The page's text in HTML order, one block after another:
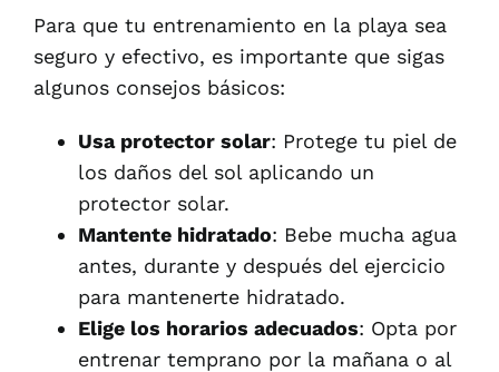
Para que tu entrenamiento en la playa sea
seguro y efectivo, es importante que sigas
algunos consejos básicos:
Usa protector solar: Protege tu piel de
los daños del sol aplicando un
protector solar.
Mantente hidratado: Bebe mucha agua
antes, durante y después del ejercicio
para mantenerte hidratado.
Elige los horarios adecuados: Opta por
entrenar temprano por la mañana o al